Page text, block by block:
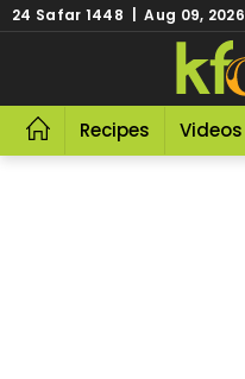
24 Safar 1448 | Aug 09, 2026
Recipes Videos